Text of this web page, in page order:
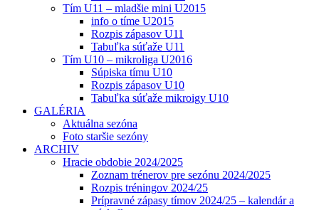
Tím U11 – mladšie mini U2015
info o tíme U2015
Rozpis zápasov U11
Tabuľka súťaže U11
Tím U10 – mikroliga U2016
Súpiska tímu U10
Rozpis zápasov U10
Tabuľka súťaže mikroigy U10
GALÉRIA
Aktuálna sezóna
Foto staršie sezóny
ARCHIV
Hracie obdobie 2024/2025
Zoznam trénerov pre sezónu 2024/2025
Rozpis tréningov 2024/25
Prípravné zápasy tímov 2024/25 – kalendár a